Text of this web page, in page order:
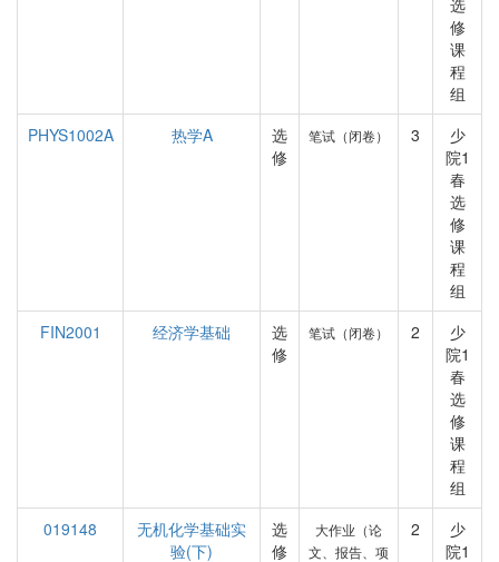
选
修
课
程
组
PHYS1002A
热学A
选
修
笔试（闭卷） 3
少
院1
春
选
修
课
程
组
FIN2001
经济学基础
选
修
笔试（闭卷） 2
少
院1
春
选
修
课
程
组
019148
无机化学基础实
验(下)
选
修
大作业（论
文、报告、项
2
少
院1